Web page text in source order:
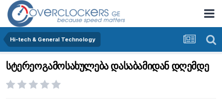
Hi-tech & General Technology
სტერეოგამოსახულება დასაბამიდან დღემდე